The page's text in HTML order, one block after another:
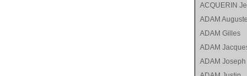
ACQUERIN
ADAM Auguste
ADAM Gilles
ADAM
ADAM Joseph